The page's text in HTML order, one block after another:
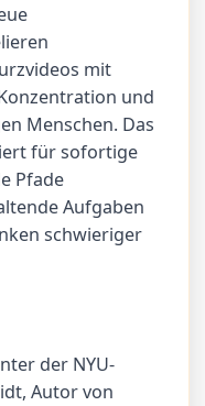
mit
und
Menschen. Das
für sofortige
Pfade
Aufgaben
schwieriger
der NYU-
Autor von